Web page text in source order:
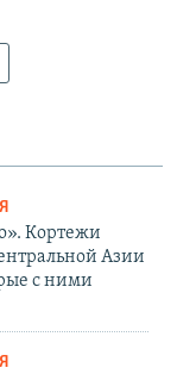
Кортежи
Азии
с ними